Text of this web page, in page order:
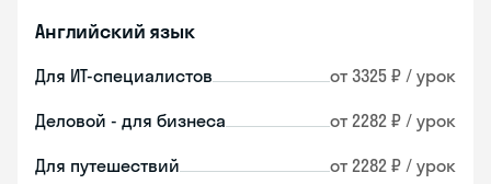
Английский язык
Для ИТ-специалистов от 3325 ₽ / урок
Деловой - для бизнеса от 2282 ₽ / урок
Для путешествий от 2282 ₽ / урок